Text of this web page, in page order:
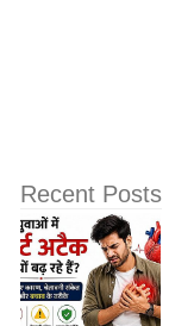
5 ॰ गोवा –
Recent Posts